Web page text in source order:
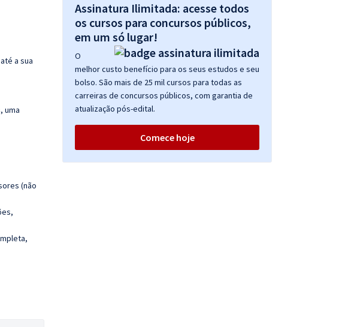
a sua
, uma
(não
Assinatura Ilimitada: acesse todos
os cursos para concursos públicos,
em um só lugar!
O
melhor custo benefício para os seus estudos e seu
bolso. São mais de 25 mil cursos para todas as
carreiras de concursos públicos, com garantia de
atualização pós-edital.
Comece hoje